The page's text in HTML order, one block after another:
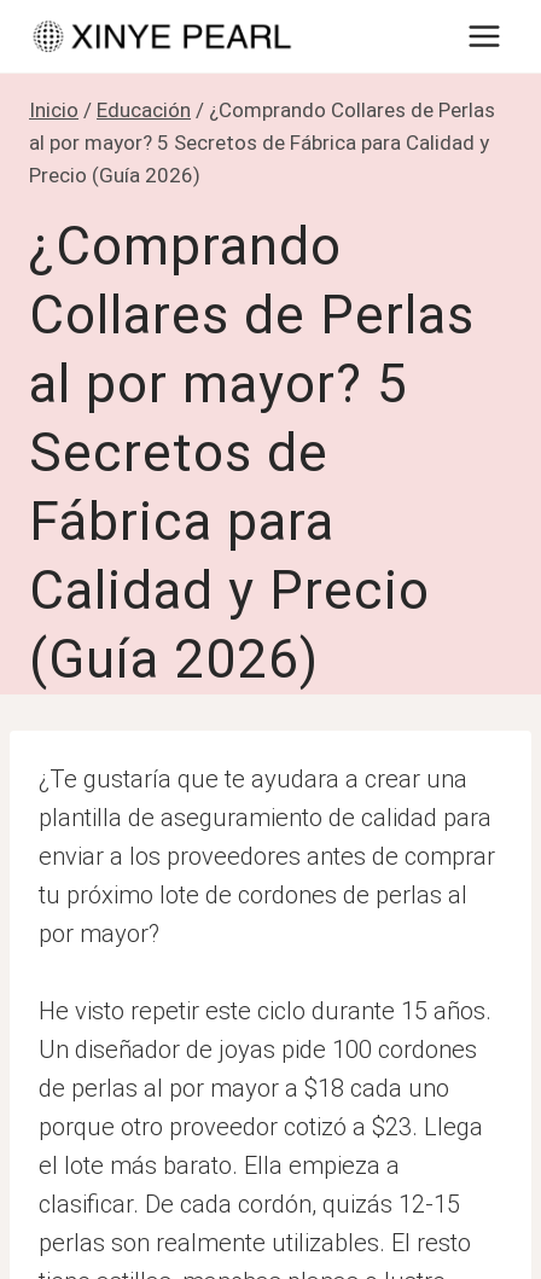
Saltar
contenido
Inicio / Educación / ¿Comprando Collares de Perlas
al por mayor? 5 Secretos de Fábrica para Calidad y
Precio (Guía 2026)
¿Comprando
Collares de Perlas
al por mayor? 5
Secretos de
Fábrica para
Calidad y Precio
(Guía 2026)
¿Te gustaría que te ayudara a crear una
plantilla de aseguramiento de calidad para
enviar a los proveedores antes de comprar
tu próximo lote de cordones de perlas al
por mayor?
He visto repetir este ciclo durante 15 años.
Un diseñador de joyas pide 100 cordones
de perlas al por mayor a $18 cada uno
porque otro proveedor cotizó a $23. Llega
el lote más barato. Ella empieza a
clasificar. De cada cordón, quizás 12-15
perlas son realmente utilizables. El resto